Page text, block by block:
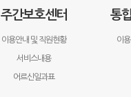
주간보호센터
이용안내 및 직원현황
서비스내용
어르신일과표
통
이